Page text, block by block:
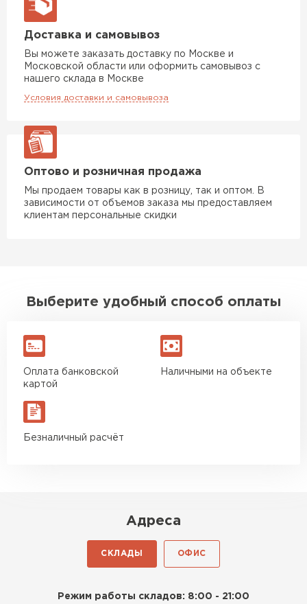
Доставка и самовывоз
Вы можете заказать доставку по Москве и
Московской области или оформить самовывоз с
нашего склада в Москве
Условия доставки и самовывоза
Оптово и розничная продажа
Мы продаем товары как в розницу, так и оптом. В
зависимости от объемов заказа мы предоставляем
клиентам персональные скидки
Выберите удобный способ оплаты
Оплата банковской
картой
Наличными на объекте
Безналичный расчёт
Адреса
СКЛАДЫ ОФИС
Режим работы складов: 8:00 - 21:00